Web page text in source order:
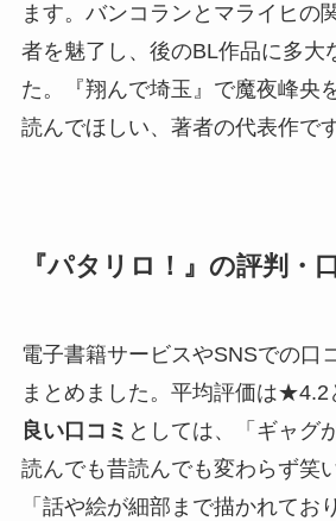
ます。バンコランとマライヒの
者を魅了し、後のBL作品に多大
た。『翔んで埼玉』で魔夜峰央
読んでほしい、著者の代表作です
『パタリロ！』の評判・
電子書籍サービスやSNSでの口
まとめました。平均評価は★4.2
良い口コミ としては、「ギャグ
読んでも昔読んでも変わらず笑
「話や絵が細部まで描かれてお